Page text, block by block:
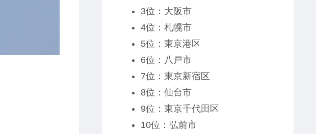
3位：大阪市
4位：札幌市
5位：東京港区
6位：八戸市
7位：東京新宿区
8位：仙台市
9位：東京千代田区
10位：弘前市